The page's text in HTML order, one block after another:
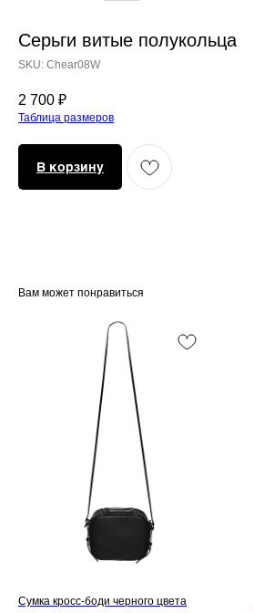
Серьги витые полукольца
SKU: Chear08W
2 700 ₽
Таблица размеров
В корзину
Вам может понравиться
Сумка кросс-боди черного цвета